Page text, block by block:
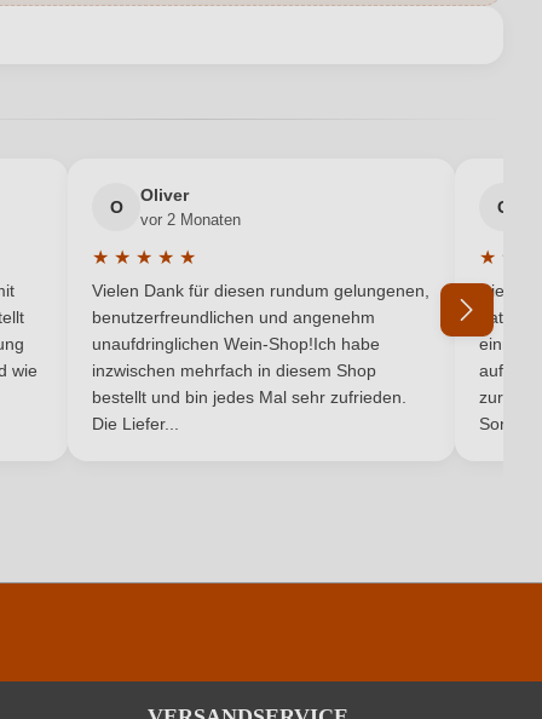
Pinot Bianco
1,2 g/L
Weiß
pro 100 ml
Ich habe mein Passwort vergessen
von 5 Sternen
wie
O
Oliver
vor 2 Monaten
★ ★ ★ ★ ★
Durchschnittliche Bewertung von 5 von 5 Sternen
Vielen Dank für diesen rundum gelungenen,
benutzerfreundlichen und angenehm
unaufdringlichen Wein-Shop!Ich habe
inzwischen mehrfach in diesem Shop
bestellt und bin jedes Mal sehr zufrieden.
Die Liefer...
G
★ ★
Die
hat
einmal
auf
zurück
Son...